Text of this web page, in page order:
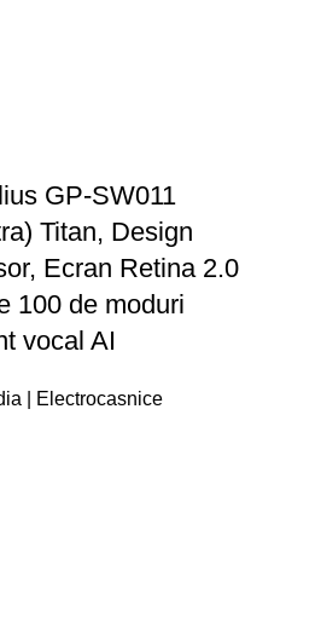
GP-SW011
Titan, Design
Ecran Retina 2.0
100 de moduri
vocal AI
| Electrocasnice